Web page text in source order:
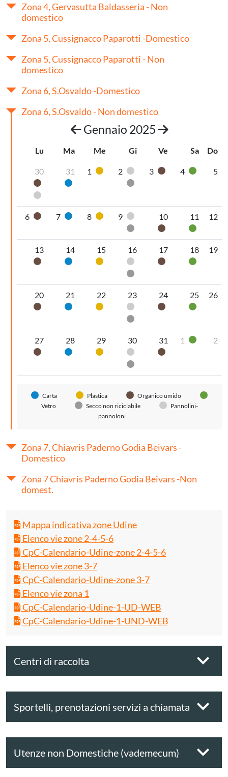
Zona 4, Gervasutta Baldasseria - Non
domestico
Zona 5, Cussignacco Paparotti -Domestico
Zona 5, Cussignacco Paparotti - Non
domestico
Zona 6, S.Osvaldo -Domestico
Zona 6, S.Osvaldo - Non domestico
Gennaio 2025
Lu Ma Me Gi Ve Sa Do
30
Organico umido
Pannolini-pannoloni
31
Carta
1 Plastica
2
Pannolini-pannoloni
Secco non riciclabile
3 Organico umido
4 Vetro5
6 Organico umido
7 Carta
8 Plastica
9
Pannolini-pannoloni
Secco non riciclabile
10
Organico umido
11
Vetro
12
13
Organico umido
14
Carta
15
Plastica
16
Pannolini-pannoloni
Secco non riciclabile
17
Organico umido
18
Vetro
19
20
Organico umido
21
Carta
22
Plastica
23
Pannolini-pannoloni
Secco non riciclabile
24
Organico umido
25
Vetro
26
27
Organico umido
28
Carta
29
Plastica
30
Pannolini-pannoloni
Secco non riciclabile
31
Organico umido
1 Vetro2
Carta Plastica
Organico umido
Vetro
Secco non riciclabile
Pannolini-
pannoloni
Zona 7, Chiavris Paderno Godia Beivars -
Domestico
Zona 7 Chiavris Paderno Godia Beivars -Non
domest.
Mappa indicativa zone Udine
Elenco vie zone 2-4-5-6
CpC-Calendario-Udine-zone 2-4-5-6
Elenco vie zone 3-7
CpC-Calendario-Udine-zone 3-7
Elenco vie zona 1
CpC-Calendario-Udine-1-UD-WEB
CpC-Calendario-Udine-1-UND-WEB
Centri di raccolta
Sportelli, prenotazioni servizi a chiamata
Utenze non Domestiche (vademecum)